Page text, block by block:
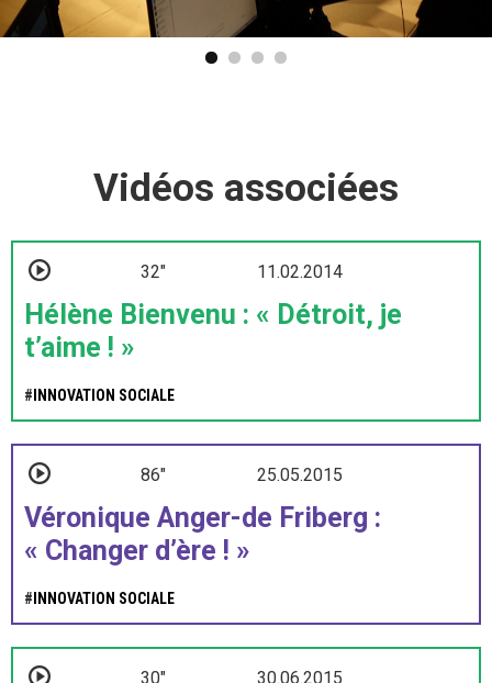
Vidéos associées
32" 11.02.2014
Hélène Bienvenu : « Détroit, je
t’aime ! »
# INNOVATION SOCIALE
86" 25.05.2015
Véronique Anger-de Friberg :
« Changer d’ère ! »
# INNOVATION SOCIALE
30" 30.06.2015